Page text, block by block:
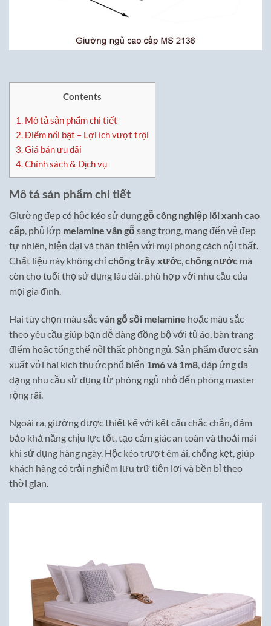
Contents
1. Mô tả sản phẩm chi tiết
2.Điểm nổi bật – Lợi ích vượt trội
3.Giá bán ưu đãi
4.Chính sách & Dịch vụ
Mô tả sản phẩm chi tiết
Giường đẹp có hộc kéo sử dụnggỗ công nghiệp lõi xanh cao
cấp, phủ lớp melamine vân gỗ sang trọng, mang đến vẻ đẹp
tự nhiên, hiện đại và thân thiện với mọi phong cách nội thất.
Chất liệu này không chỉchống trầy xước,chống nước mà
còn cho tuổi thọ sử dụng lâu dài, phù hợp với nhu cầu của
mọi gia đình.
Hai tùy chọn màu sắcvân gỗ sồi melamine hoặc màu sắc
theo yêu cầu giúp bạn dễ dàng đồng bộ với tủ áo, bàn trang
điểm hoặc tổng thể nội thất phòng ngủ. Sản phẩm được sản
xuất với hai kích thước phổ biến 1m6 và 1m8, đáp ứng đa
dạng nhu cầu sử dụng từ phòng ngủ nhỏ đến phòng master
rộng rãi.
Ngoài ra, giường được thiết kế với kết cấu chắc chắn, đảm
bảo khả năng chịu lực tốt, tạo cảm giác an toàn và thoải mái
khi sử dụng hàng ngày. Hộc kéo trượt êm ái, chống kẹt, giúp
khách hàng có trải nghiệm lưu trữ tiện lợi và bền bỉ theo
thời gian.